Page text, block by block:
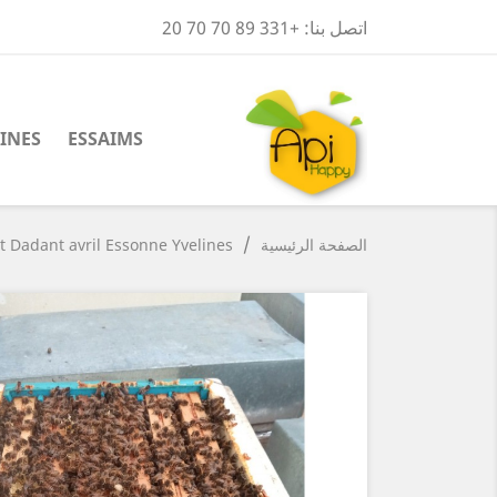
اتصل بنا: +331 89 70 70 20
ESSAIMS
الصفحة الرئيسية Dadant avril Essonne Yvelines